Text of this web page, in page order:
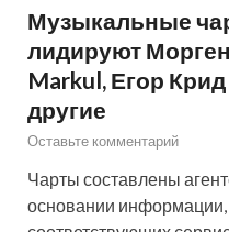
Музыкальные
лидируют
Markul, Егор
другие
Оставьте комментарий
Чарты составлены
основании информации,